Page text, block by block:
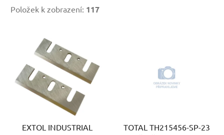
Položek k zobrazení: 117
EXTOL INDUSTRIAL
TOTAL TH215456-SP-23